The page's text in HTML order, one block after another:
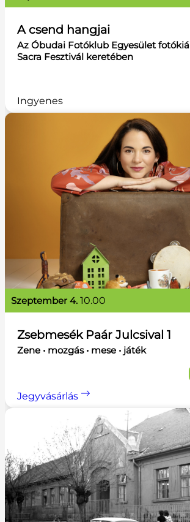
A csend hangjai
Az Óbudai Fotóklub Egyesület
Sacra Fesztivál keretében
Ingyenes
Zsebmesék Paár Julcsival 1
Zene • mozgás • mese • játék
szeptember 4. 10.00
Jegyvásárlás